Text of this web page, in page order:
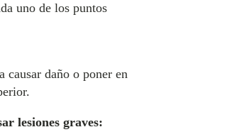
uno de los puntos
causar daño o poner en
lesiones graves: